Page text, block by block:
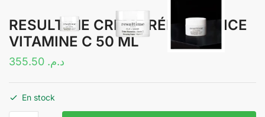
RESULTIME CRÈME RÉNOVATRICE
VITAMINE C 50 ML
د.م.
En stock